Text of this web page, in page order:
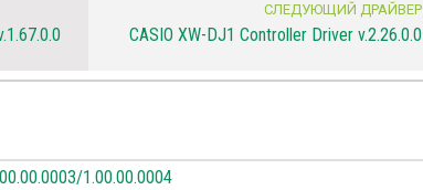
СЛЕДУЮЩИЙ ДРАЙВЕР
CASIO XW-DJ1 Controller Driver v.2.26.0.0
1.00.00.0004